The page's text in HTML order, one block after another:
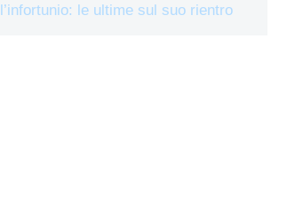
l’infortunio: le ultime sul suo rientro